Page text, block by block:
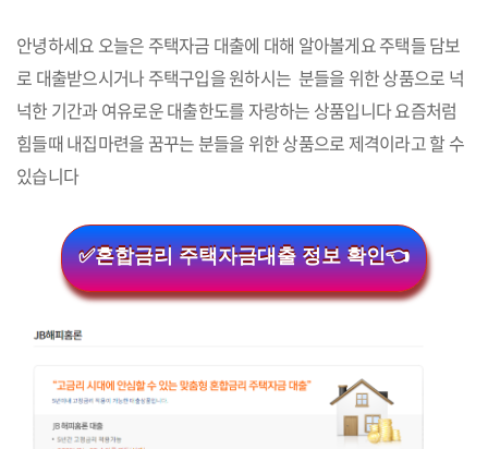
안녕하세요 오늘은 주택자금 대출에 대해 알아볼게요 주택들 담보
로 대출받으시거나 주택구입을 원하시는 분들을 위한 상품으로 넉
넉한 기간과 여유로운 대출한도를 자랑하는 상품입니다 요즘처럼
힘들때 내집마련을 꿈꾸는 분들을 위한 상품으로 제격이라고 할 수
있습니다
✅혼합금리 주택자금대출 정보 확인👈